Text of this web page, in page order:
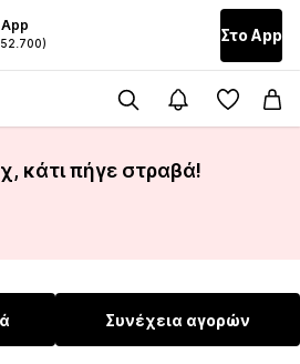
Στο Αpp
κάτι πήγε στραβά!
Συνέχεια αγορών